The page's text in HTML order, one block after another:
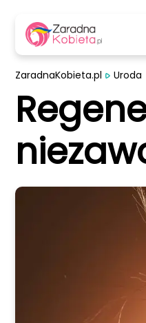
ZaradnaKobieta.pl Uroda